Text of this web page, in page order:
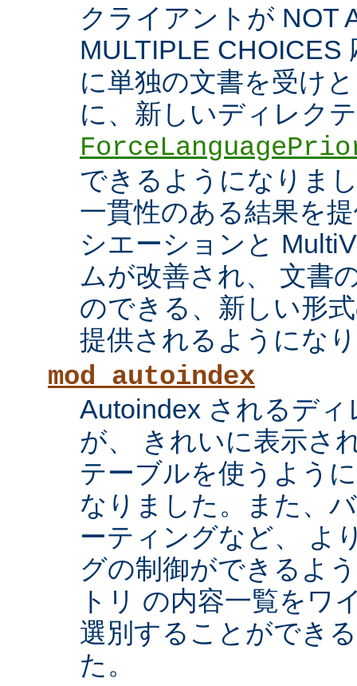
クライアントが NOT
MULTIPLE CHOICES
に単独の文書を受け
に、新しいディレク
できるようになりま
一貫性のある結果を
シエーションと
ムが改善され、 文書
のできる、新しい形
提供されるようにな
mod_autoindex
Autoindex されるデ
が、 きれいに表示さ
テーブルを使うよう
なりました。また、
ーティングなど、 よ
グの制御ができるよ
トリ の内容一覧をワ
選別することができ
た。